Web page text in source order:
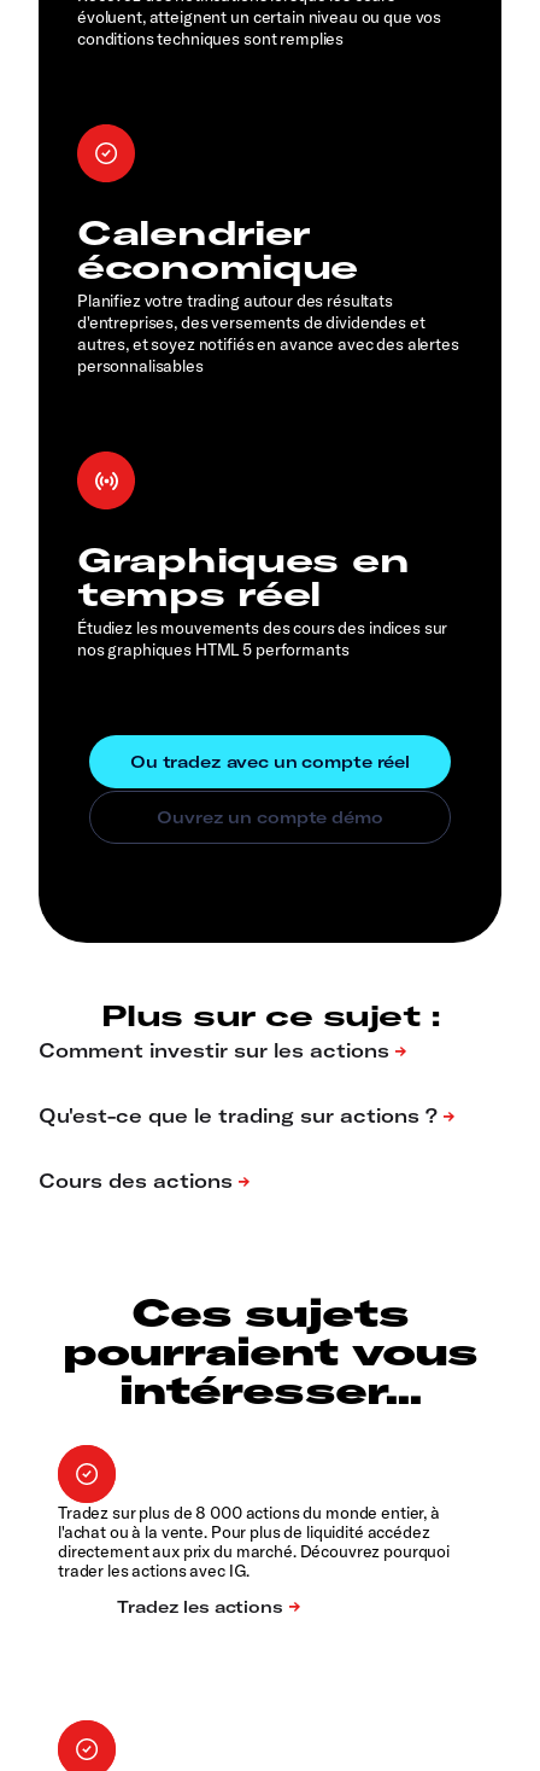
évoluent, atteignent un certain niveau ou que vos
conditions techniques sont remplies
Calendrier
économique
Planifiez votre trading autour des résultats
d'entreprises, des versements de dividendes et
autres, et soyez notifiés en avance avec des alertes
personnalisables
Graphiques en
temps réel
Étudiez les mouvements des cours des indices sur
nos graphiques HTML 5 performants
Plus sur ce sujet :
Ces sujets
pourraient vous
intéresser...
Tradez sur plus de 8 000 actions du monde entier, à
l'achat ou à la vente. Pour plus de liquidité accédez
directement aux prix du marché. Découvrez pourquoi
trader les actions avec IG.